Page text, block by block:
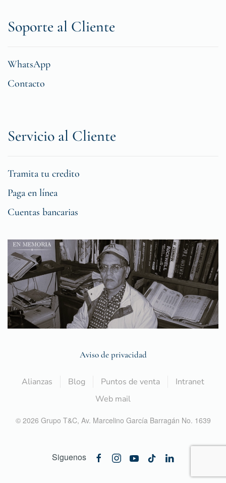
Soporte al Cliente
WhatsApp
Contacto
Servicio al Cliente
Tramita tu credito
Paga en línea
Cuentas bancarias
Aviso de privacidad
Alianzas Blog Puntos de venta
Intranet
Web mail
© 2026 Grupo T&C, Av. Marcelino García Barragán No. 1639
Siguenos